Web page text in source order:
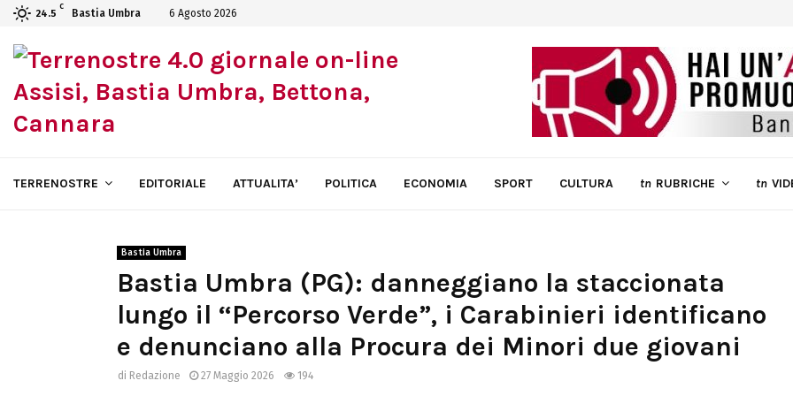
24.5
C
Bastia Umbra 6 Agosto 2026
TERRENOSTRE EDITORIALE ATTUALITA’ POLITICA ECONOMIA SPORT CULTURA tn RUBRICHE tn
Bastia Umbra
Bastia Umbra (PG): danneggiano la staccionata
lungo il “Percorso Verde”, i Carabinieri identificano
e denunciano alla Procura dei Minori due giovani
di Redazione 27 Maggio 2026 194